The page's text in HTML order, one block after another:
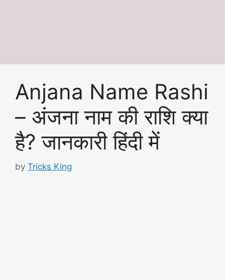
Anjana Name Rashi
– अंजना नाम की राशि क्या
है? जानकारी हिंदी में
by Tricks King